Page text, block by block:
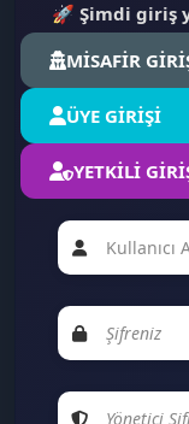
🚀 Şimdi giriş
MİSAFİR
ÜYE GİRİŞİ
YETKİLİ